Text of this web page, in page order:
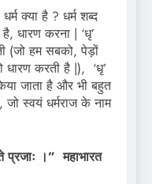
क्या है ? धर्म शब्द
धारण करना | ‘धृ’
(जो हम सबको, पेड़ों
धारण करती है |), ‘धृ’
जाता है और भी बहुत
जो स्वयं धर्मराज के नाम
प्रजाः ।” महाभारत